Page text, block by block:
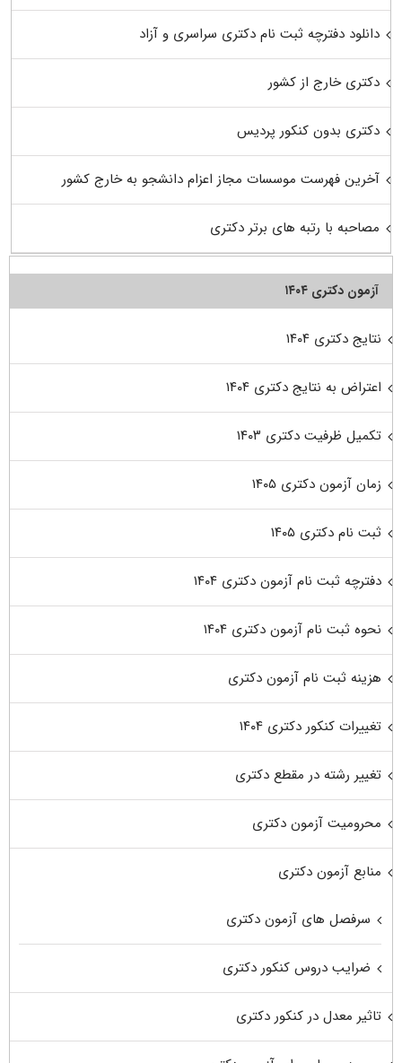
دانلود دفترچه ثبت نام دکتری سراسری و آزاد
دکتری خارج از کشور
دکتری بدون کنکور پردیس
آخرین فهرست موسسات مجاز اعزام دانشجو به خارج کشور
مصاحبه با رتبه های برتر دکتری
آزمون دکتری ۱۴۰۴
نتایج دکتری ۱۴۰۴
اعتراض به نتایج دکتری ۱۴۰۴
تکمیل ظرفیت دکتری ۱۴۰۳
زمان آزمون دکتری ۱۴۰۵
ثبت نام دکتری ۱۴۰۵
دفترچه ثبت نام آزمون دکتری ۱۴۰۴
نحوه ثبت نام آزمون دکتری ۱۴۰۴
هزینه ثبت نام آزمون دکتری
تغییرات کنکور دکتری ۱۴۰۴
تغییر رشته در مقطع دکتری
محرومیت آزمون دکتری
منابع آزمون دکتری
سرفصل های آزمون دکتری
ضرایب دروس کنکور دکتری
تاثیر معدل در کنکور دکتری